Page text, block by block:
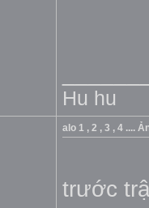
Hu hu
alo 1 , 2 , 3 , 4 ....
trước